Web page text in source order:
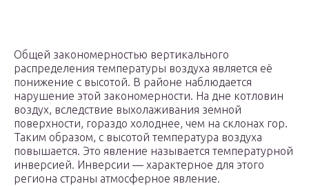
Общей закономерностью вертикального
распределения температуры воздуха является её
понижение с высотой. В районе наблюдается
нарушение этой закономерности. На дне котловин
воздух, вследствие выхолаживания земной
поверхности, гораздо холоднее, чем на склонах гор.
Таким образом, с высотой температура воздуха
повышается. Это явление называется температурной
инверсией. Инверсии — характерное для этого
региона страны атмосферное явление.